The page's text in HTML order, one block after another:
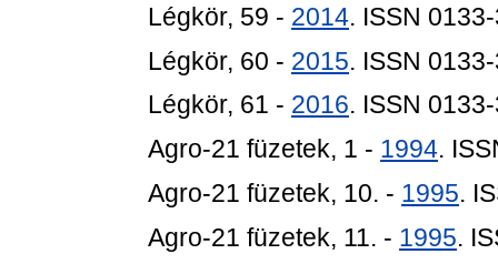
Légkör, 59 - 2014. ISSN
Légkör, 60 - 2015. ISSN
Légkör, 61 - 2016. ISSN
Agro-21 füzetek, 1 - 1994.
Agro-21 füzetek, 10. - 1995.
Agro-21 füzetek, 11. - 1995.